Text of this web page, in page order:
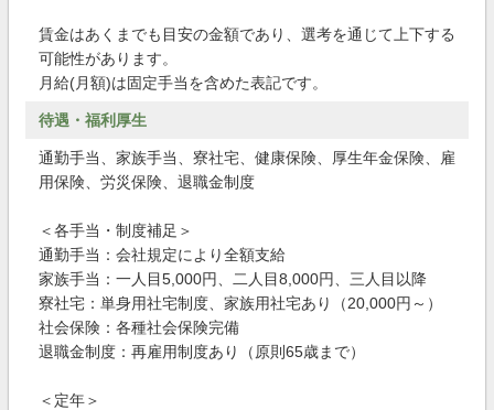
賃金はあくまでも目安の金額であり、選考を通じて上下する
可能性があります。
月給(月額)は固定手当を含めた表記です。
待遇・福利厚生
通勤手当、家族手当、寮社宅、健康保険、厚生年金保険、雇
用保険、労災保険、退職金制度
＜各手当・制度補足＞
通勤手当：会社規定により全額支給
家族手当：一人目5,000円、二人目8,000円、三人目以降
寮社宅：単身用社宅制度、家族用社宅あり（20,000円～）
社会保険：各種社会保険完備
退職金制度：再雇用制度あり（原則65歳まで）
＜定年＞